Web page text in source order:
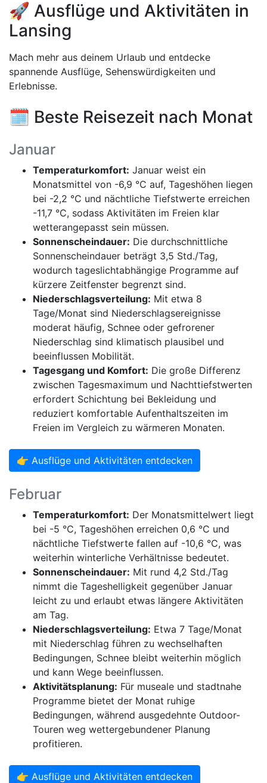
🚀 Ausflüge und Aktivitäten in
Lansing
Mach mehr aus deinem Urlaub und entdecke
spannende Ausflüge, Sehenswürdigkeiten und
Erlebnisse.
🗓️ Beste Reisezeit nach Monat
Januar
Temperaturkomfort: Januar weist ein
Monatsmittel von -6,9 °C auf, Tageshöhen liegen
bei -2,2 °C und nächtliche Tiefstwerte erreichen
-11,7 °C, sodass Aktivitäten im Freien klar
wetterangepasst sein müssen.
Sonnenscheindauer: Die durchschnittliche
Sonnenscheindauer beträgt 3,5 Std./Tag,
wodurch tageslichtabhängige Programme auf
kürzere Zeitfenster begrenzt sind.
Niederschlagsverteilung: Mit etwa 8
Tage/Monat sind Niederschlagsereignisse
moderat häufig, Schnee oder gefrorener
Niederschlag sind klimatisch plausibel und
beeinflussen Mobilität.
Tagesgang und Komfort: Die große Differenz
zwischen Tagesmaximum und Nachttiefstwerten
erfordert Schichtung bei Bekleidung und
reduziert komfortable Aufenthaltszeiten im
Freien im Vergleich zu wärmeren Monaten.
👉 Ausflüge und Aktivitäten entdecken
Februar
Temperaturkomfort: Der Monatsmittelwert liegt
bei -5 °C, Tageshöhen erreichen 0,6 °C und
nächtliche Tiefstwerte fallen auf -10,6 °C, was
weiterhin winterliche Verhältnisse bedeutet.
Sonnenscheindauer: Mit rund 4,2 Std./Tag
nimmt die Tageshelligkeit gegenüber Januar
leicht zu und erlaubt etwas längere Aktivitäten
am Tag.
Niederschlagsverteilung: Etwa 7 Tage/Monat
mit Niederschlag führen zu wechselhaften
Bedingungen, Schnee bleibt weiterhin möglich
und kann Wege beeinflussen.
Aktivitätsplanung: Für museale und stadtnahe
Programme bietet der Monat ruhige
Bedingungen, während ausgedehnte Outdoor-
Touren weg wettergebundener Planung
profitieren.
👉 Ausflüge und Aktivitäten entdecken